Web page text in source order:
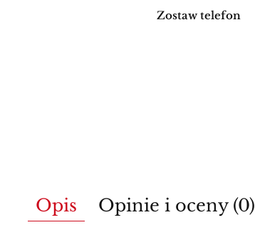
Zostaw telefon
Opis Opinie i oceny (0)